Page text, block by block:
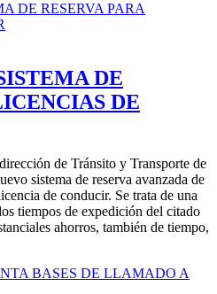
DE
DE
de Tránsito y Transporte de
sistema de reserva avanzada de
de conducir. Se trata de una
tiempos de expedición del citado
ahorros, también de tiempo,